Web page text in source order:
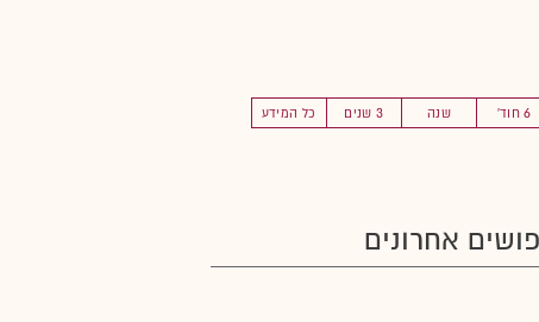
6 חוד' שנה 3 שנים כל המידע
אחרונים